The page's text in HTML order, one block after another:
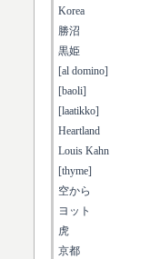
Korea
勝沼
黒姫
[al domino]
[baoli]
[laatikko]
Heartland
Louis Kahn
[thyme]
空から
ヨット
虎
京都